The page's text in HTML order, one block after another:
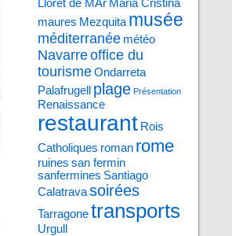
Lloret de MAr Maria Cristina
maures Mezquita musée
méditerranée météo
Navarreoffice du
tourismeOndarreta
Palafrugell
plage Présentation
Renaissance
restaurant Rois
Catholiques roman rome
ruines san fermin
sanfermines Santiago
Calatravasoirées
Tarragonetransports
Urgull